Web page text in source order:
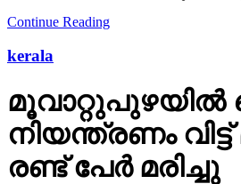
Continue Reading
kerala
നിയന്ത്രണം
രണ്ട് പേര്‍ മരിച്ചു